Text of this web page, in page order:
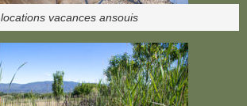
locations vacances ansouis